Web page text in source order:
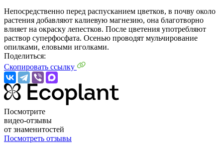
Непосредственно перед распусканием цветков, в почву около
растения добавляют калиевую магнезию, она благотворно
влияет на окраску лепестков. После цветения употребляют
раствор суперфосфата. Осенью проводят мульчирование
опилками, еловыми иголками.
Поделиться:
Скопировать ссылку
Посмотрите
видео-отзывы
от знаменитостей
Посмотреть отзывы